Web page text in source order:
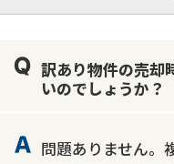
業者案件歓迎
訳あり物件の売却
いのでしょうか？
問題ありません。